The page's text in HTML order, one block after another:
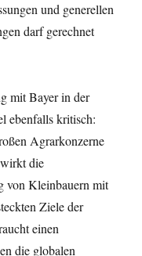
und generellen
darf gerechnet
mit Bayer in der
ebenfalls kritisch:
Agrarkonzerne
die
von Kleinbauern mit
Ziele der
einen
die globalen